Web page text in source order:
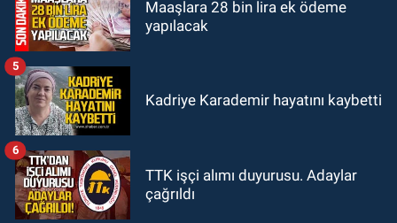
Maaşlara 28 bin lira ek ödeme
yapılacak
Kadriye Karademir hayatını kaybetti
5
TTK işçi alımı duyurusu. Adaylar
çağrıldı
6